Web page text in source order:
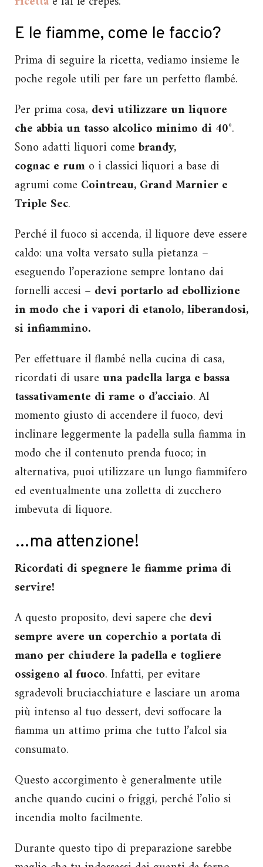
E le fiamme, come le faccio?
Prima di seguire la ricetta, vediamo insieme le
poche regole utili per fare un perfetto flambé.
Per prima cosa, devi utilizzare un liquore
che abbia un tasso alcolico minimo di 40°.
Sono adatti liquori comebrandy,
cognac e rum o i classici liquori a base di
agrumi come Cointreau, Grand Marnier e
Triple Sec.
Perché il fuoco si accenda, il liquore deve essere
caldo: una volta versato sulla pietanza –
eseguendo l’operazione sempre lontano dai
fornelli accesi – devi portarlo ad ebollizione
in modo che i vapori di etanolo, liberandosi,
si infiammino.
Per effettuare il flambé nella cucina di casa,
ricordati di usare una padella larga e bassa
tassativamente di rame o d’acciaio. Al
momento giusto di accendere il fuoco, devi
inclinare leggermente la padella sulla fiamma in
modo che il contenuto prenda fuoco; in
alternativa, puoi utilizzare un lungo fiammifero
ed eventualmente una zolletta di zucchero
imbevuta di liquore.
…ma attenzione!
Ricordati di spegnere le fiamme prima di
servire!
A questo proposito, devi sapere che devi
sempre avere un coperchio a portata di
mano per chiudere la padella e togliere
ossigeno al fuoco. Infatti, per evitare
sgradevoli bruciacchiature e lasciare un aroma
più intenso al tuo dessert, devi soffocare la
fiamma un attimo prima che tutto l’alcol sia
consumato.
Questo accorgimento è generalmente utile
anche quando cucini o friggi, perché l’olio si
incendia molto facilmente.
Durante questo tipo di preparazione sarebbe